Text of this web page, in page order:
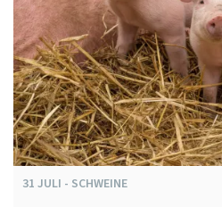
31 JULI - SCHWEINE